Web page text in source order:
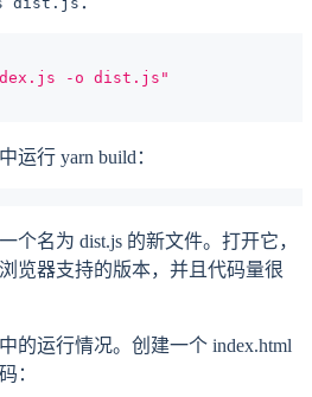
-o dist.js"
运行 yarn build：
个名为 dist.js 的新文件。打开它，
览器支持的版本，并且代码量很
的运行情况。创建一个 index.html
：